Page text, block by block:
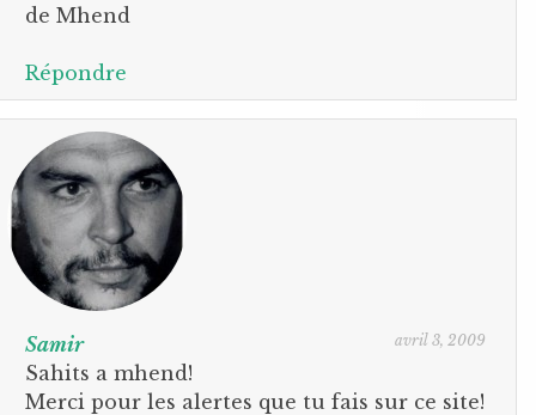
de Mhend
Répondre
Samir avril 3, 2009
Sahits a mhend!
Merci pour les alertes que tu fais sur ce site!